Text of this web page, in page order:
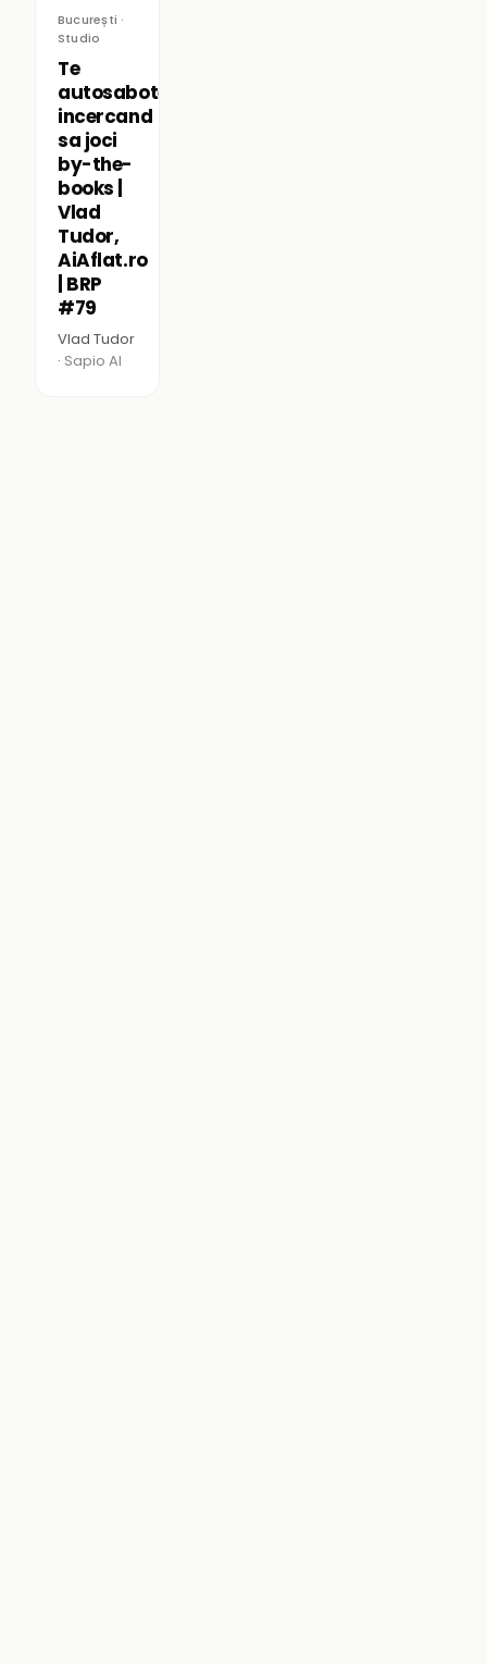
București ·
Studio
Te
autosabotezi
incercand
sa joci
by-the-
books |
Vlad
Tudor,
AiAflat.ro
| BRP
#79
Vlad Tudor
· Sapio AI